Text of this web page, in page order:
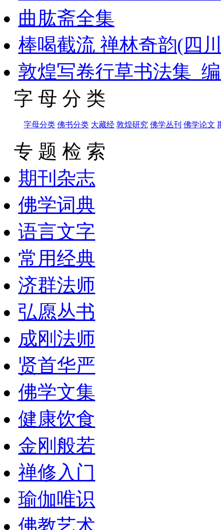
曲肱斋全集
棒喝截流 禅林奇韵(四
敦煌写卷行草书法集_
字 母 分 类
字母分类 佛书分类 大藏经 敦煌研究 佛学丛刊 佛学论文
专 题 检 索
期刊杂志
佛学词典
语言文字
常用经典
济群法师
弘愿丛书
成刚法师
贤首华严
佛学文集
健康饮食
金刚般若
禅修入门
瑜伽唯识